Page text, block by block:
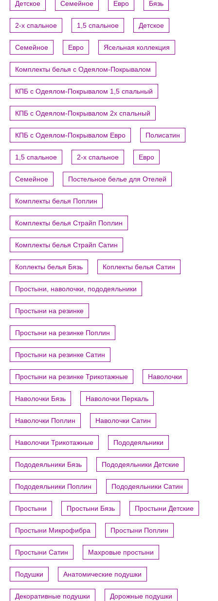
Детское Семейное Евро Бязь
2-х спальное 1,5 спальное Детское
Семейное Евро Ясельная коллекция
Комплекты белья с Одеялом-Покрывалом
КПБ с Одеялом-Покрывалом 1,5 спальный
КПБ с Одеялом-Покрывалом 2х спальный
КПБ с Одеялом-Покрывалом Евро Полисатин
1,5 спальное 2-х спальное Евро
Семейное Постельное белье для Отелей
Комплекты белья Поплин
Комплекты белья Страйп Поплин
Комплекты белья Страйп Сатин
Коплекты белья Бязь Коплекты белья Сатин
Простыни, наволочки, пододеяльники
Простыни на резинке
Простыни на резинке Поплин
Простыни на резинке Сатин
Простыни на резинке Трикотажные Наволочки
Наволочки Бязь Наволочки Перкаль
Наволочки Поплин Наволочки Сатин
Наволочки Трикотажные Пододеяльники
Пододеяльники Бязь Пододеяльники Детские
Пододеяльники Поплин Пододеяльники Сатин
Простыни Простыни Бязь Простыни Детские
Простыни Микрофибра Простыни Поплин
Простыни Сатин Махровые простыни
Подушки Анатомические подушки
Декоративные подушки Дорожные подушки